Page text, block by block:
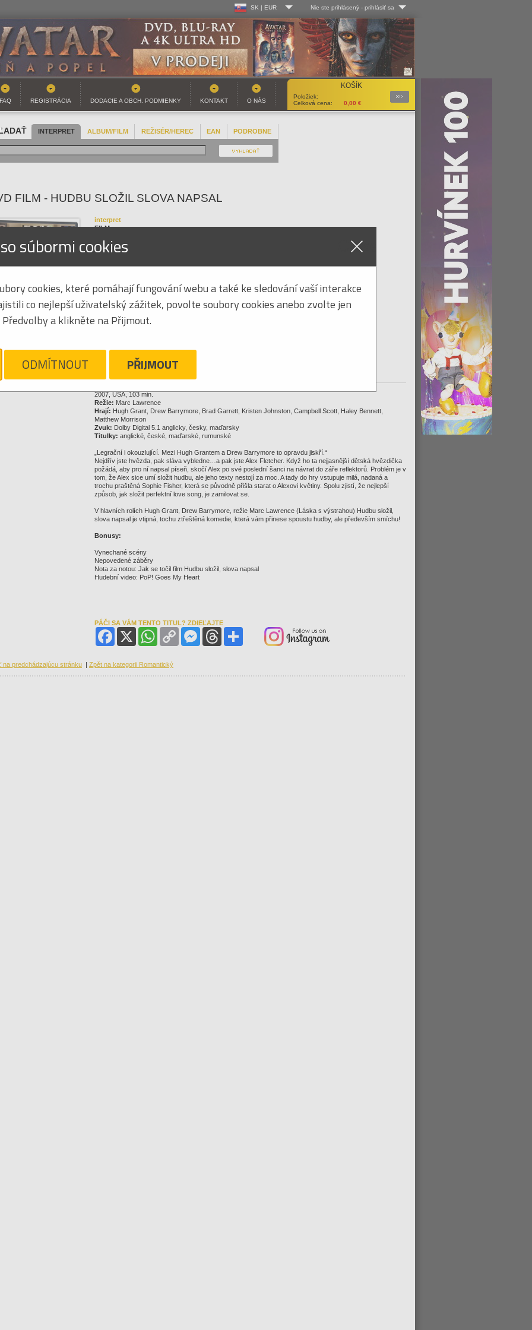
SK | EUR
CZ | Kč
SK | EUR
Nie ste prihlásený - prihlásiť sa
Log-in
Užív. meno:
Heslo:
Registrácia
KOŠÍK
Položiek:
Celková cena:
0,00 €
Podrobnosti
FAQ REGISTRÁCIA DODACIE A OBCH. PODMIENKY KONTAKT O NÁS
INTERPRET ALBUM/FILM REŽISÉR/HEREC EAN PODROBNE
FILM - HUDBU SLOŽIL SLOVA NAPSAL
Kliknite pre zväčšenie
interpret
FILM
názov
Hudbu složil slova napsal
EAN
6,03 €
Strážny pes
2007, USA, 103 min.
Režie: Marc Lawrence
Hrají: Hugh Grant, Drew Barrymore, Brad Garrett, Kristen Johnston, Campbell Scott, Haley Bennett,
Matthew Morrison
Zvuk: Dolby Digital 5.1 anglicky, česky, maďarsky
Titulky: anglické, české, maďarské, rumunské
„Legrační i okouzlující. Mezi Hugh Grantem a Drew Barrymore to opravdu jiskří.“
Nejdřív jste hvězda, pak sláva vybledne…a pak jste Alex Fletcher. Když ho ta nejjasnější dětská hvězdička
požádá, aby pro ní napsal píseň, skočí Alex po své poslední šanci na návrat do záře reflektorů. Problém je v
tom, že Alex sice umí složit hudbu, ale jeho texty nestojí za moc. A tady do hry vstupuje milá, nadaná a
trochu praštěná Sophie Fisher, která se původně přišla starat o Alexovi květiny. Spolu zjistí, že nejlepší
způsob, jak složit perfektní love song, je zamilovat se.
V hlavních rolích Hugh Grant, Drew Barrymore, režie Marc Lawrence (Láska s výstrahou) Hudbu složil,
slova napsal je vtipná, tochu ztřeštěná komedie, která vám přinese spoustu hudby, ale především smíchu!
Bonusy:
Vynechané scény
Nepovedené záběry
Nota za notou: Jak se točil film Hudbu složil, slova napsal
Hudební video: PoP! Goes My Heart
PÁČI SA VÁM TENTO TITUL? ZDIEĽAJTE
Facebook
WhatsAppCopy
Link
MessengerThreads
na predchádzajúcu stránku Zpět na kategorii Romantický
súbormi cookies Close
cookies, které pomáhají fungování webu a také ke sledování vaší interakce
co nejlepší uživatelský zážitek, povolte soubory cookies anebo zvolte jen
a klikněte na Přijmout.
ODMÍTNOUT PŘIJMOUT